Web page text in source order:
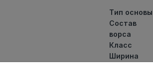
Тип основы
Состав
ворса
Класс
Ширина